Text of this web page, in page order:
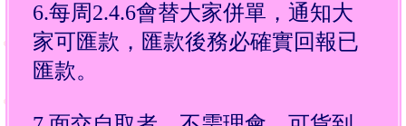
6.每周2.4.6會替大家併單，通知大
家可匯款，匯款後務必確實回報已
匯款。